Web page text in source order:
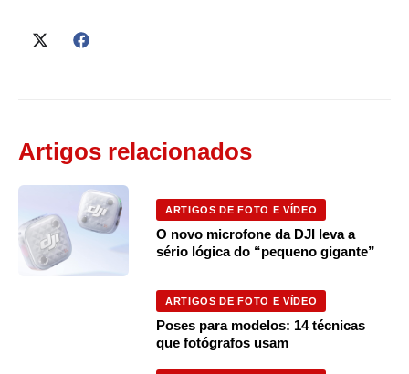
Artigos relacionados
ARTIGOS DE FOTO E VÍDEO
O novo microfone da DJI leva a
sério lógica do “pequeno gigante”
ARTIGOS DE FOTO E VÍDEO
Poses para modelos: 14 técnicas
que fotógrafos usam